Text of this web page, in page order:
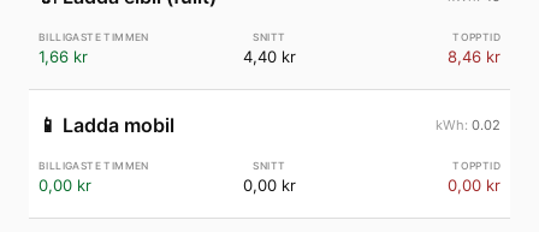
1,66 kr 4,40 kr 8,46 kr
📱 Ladda mobil 0.02
0,00 kr 0,00 kr 0,00 kr